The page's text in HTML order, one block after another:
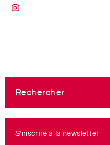
S'inscrire à la newsletter